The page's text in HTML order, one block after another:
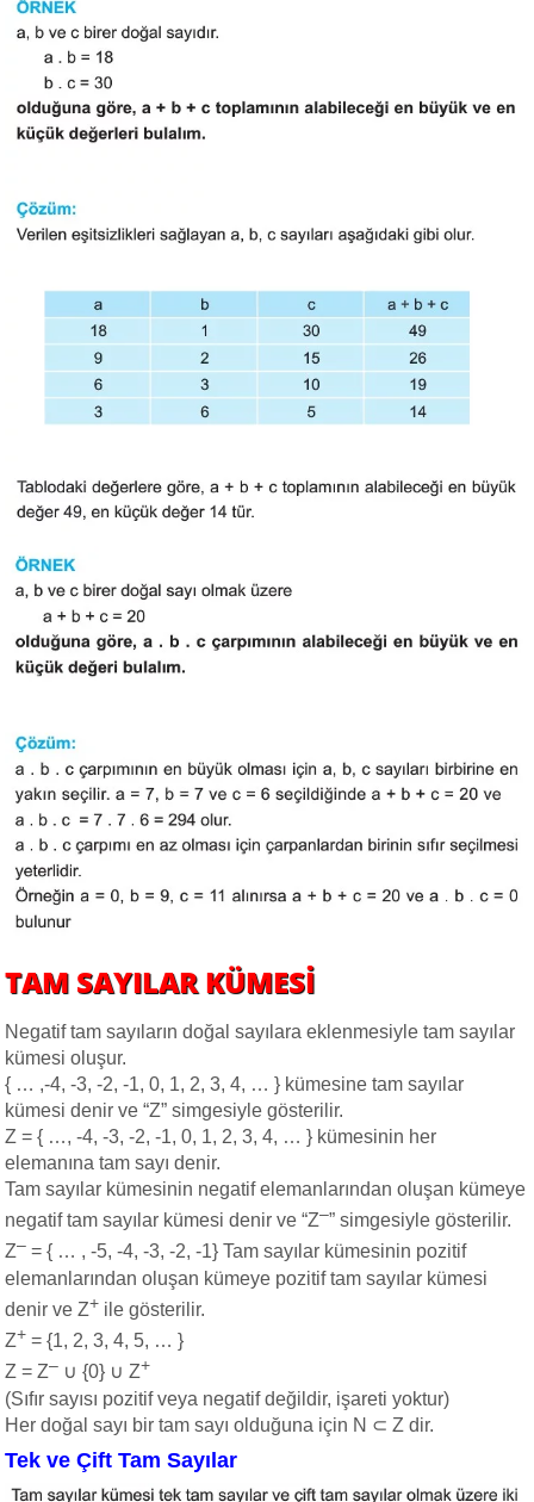
TAM SAYILAR KÜMESİ
Negatif tam sayıların doğal sayılara eklenmesiyle tam sayılar
kümesi oluşur.
{ … ,-4, -3, -2, -1, 0, 1, 2, 3, 4, … } kümesine tam sayılar
kümesi denir ve “Z” simgesiyle gösterilir.
Z = { …, -4, -3, -2, -1, 0, 1, 2, 3, 4, … } kümesinin her
elemanına tam sayı denir.
Tam sayılar kümesinin negatif elemanlarından oluşan kümeye
negatif tam sayılar kümesi denir ve “Z–” simgesiyle gösterilir.
Z– = { … , -5, -4, -3, -2, -1} Tam sayılar kümesinin pozitif
elemanlarından oluşan kümeye pozitif tam sayılar kümesi
denir ve Z+ ile gösterilir.
Z+ = {1, 2, 3, 4, 5, … }
Z = Z– ∪ {0} ∪ Z+
(Sıfır sayısı pozitif veya negatif değildir, işareti yoktur)
Her doğal sayı bir tam sayı olduğuna için N ⊂ Z dir.
Tek ve Çift Tam Sayılar